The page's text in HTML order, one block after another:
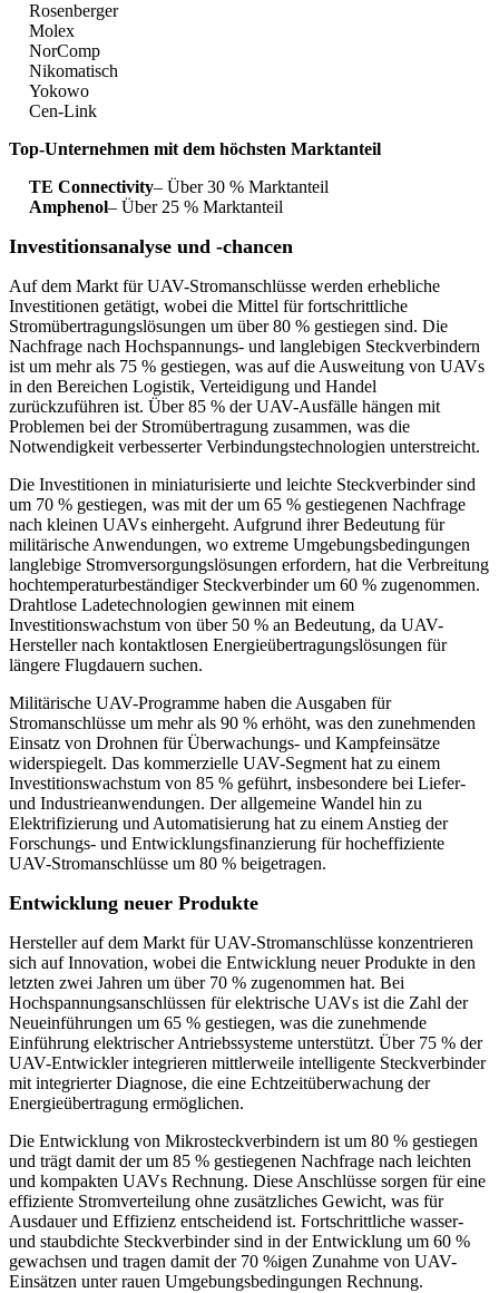
Rosenberger
Molex
NorComp
Nikomatisch
Yokowo
Cen-Link
Top-Unternehmen mit dem höchsten Marktanteil
TE Connectivity– Über 30 % Marktanteil
Amphenol– Über 25 % Marktanteil
Investitionsanalyse und -chancen
Auf dem Markt für UAV-Stromanschlüsse werden erhebliche
Investitionen getätigt, wobei die Mittel für fortschrittliche
Stromübertragungslösungen um über 80 % gestiegen sind. Die
Nachfrage nach Hochspannungs- und langlebigen Steckverbindern
ist um mehr als 75 % gestiegen, was auf die Ausweitung von UAVs
in den Bereichen Logistik, Verteidigung und Handel
zurückzuführen ist. Über 85 % der UAV-Ausfälle hängen mit
Problemen bei der Stromübertragung zusammen, was die
Notwendigkeit verbesserter Verbindungstechnologien unterstreicht.
Die Investitionen in miniaturisierte und leichte Steckverbinder sind
um 70 % gestiegen, was mit der um 65 % gestiegenen Nachfrage
nach kleinen UAVs einhergeht. Aufgrund ihrer Bedeutung für
militärische Anwendungen, wo extreme Umgebungsbedingungen
langlebige Stromversorgungslösungen erfordern, hat die Verbreitung
hochtemperaturbeständiger Steckverbinder um 60 % zugenommen.
Drahtlose Ladetechnologien gewinnen mit einem
Investitionswachstum von über 50 % an Bedeutung, da UAV-
Hersteller nach kontaktlosen Energieübertragungslösungen für
längere Flugdauern suchen.
Militärische UAV-Programme haben die Ausgaben für
Stromanschlüsse um mehr als 90 % erhöht, was den zunehmenden
Einsatz von Drohnen für Überwachungs- und Kampfeinsätze
widerspiegelt. Das kommerzielle UAV-Segment hat zu einem
Investitionswachstum von 85 % geführt, insbesondere bei Liefer-
und Industrieanwendungen. Der allgemeine Wandel hin zu
Elektrifizierung und Automatisierung hat zu einem Anstieg der
Forschungs- und Entwicklungsfinanzierung für hocheffiziente
UAV-Stromanschlüsse um 80 % beigetragen.
Entwicklung neuer Produkte
Hersteller auf dem Markt für UAV-Stromanschlüsse konzentrieren
sich auf Innovation, wobei die Entwicklung neuer Produkte in den
letzten zwei Jahren um über 70 % zugenommen hat. Bei
Hochspannungsanschlüssen für elektrische UAVs ist die Zahl der
Neueinführungen um 65 % gestiegen, was die zunehmende
Einführung elektrischer Antriebssysteme unterstützt. Über 75 % der
UAV-Entwickler integrieren mittlerweile intelligente Steckverbinder
mit integrierter Diagnose, die eine Echtzeitüberwachung der
Energieübertragung ermöglichen.
Die Entwicklung von Mikrosteckverbindern ist um 80 % gestiegen
und trägt damit der um 85 % gestiegenen Nachfrage nach leichten
und kompakten UAVs Rechnung. Diese Anschlüsse sorgen für eine
effiziente Stromverteilung ohne zusätzliches Gewicht, was für
Ausdauer und Effizienz entscheidend ist. Fortschrittliche wasser-
und staubdichte Steckverbinder sind in der Entwicklung um 60 %
gewachsen und tragen damit der 70 %igen Zunahme von UAV-
Einsätzen unter rauen Umgebungsbedingungen Rechnung.